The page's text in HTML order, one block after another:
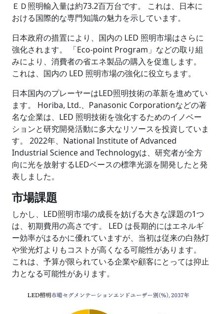
ＥＤ照明輸入量は約73.2百万台です。 これは、日本に
おける国際的な専門知識の魅力を示しています。
日本政府の措置により、国内の LED 照明市場はさらに
強化されます。 「Eco-point Program」などの取り組
みにより、消費者の省エネ製品の購入を促進します。
これは、国内の LED 照明市場の強化に役立ちます。
日本国内のプレーヤーはLED照明技術の革新を進めてい
ます。 Horiba, Ltd.、Panasonic Corporationなどの著
名な企業は、LED 照明技術を強化するためのイノベー
ションと研究開発活動に多大なリソースを投資していま
す。 2022年、National Institute of Advanced
Industrial Science and Technologyは、研究者が全方
向に光を放射するLEDベースの標準光源を開発したと発
表しました。
市場課題
しかし、LED照明市場の成長を妨げる大きな課題の1つ
は、初期費用の高さです。 LED は長期的にはエネルギ
ー効率がはるかに優れていますが、当初は従来の白熱灯
や蛍光灯よりもコストが高くなる可能性があります。
これは、予算が限られている企業や顧客にとっては抑止
力となる可能性があります。